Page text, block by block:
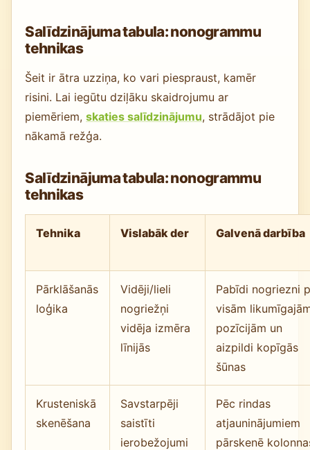
Salīdzinājuma tabula: nonogrammu
tehnikas
Šeit ir ātra uzziņa, ko vari piespraust, kamēr
risini. Lai iegūtu dziļāku skaidrojumu ar
piemēriem,skaties salīdzinājumu, strādājot pie
nākamā režģa.
Salīdzinājuma tabula: nonogrammu
tehnikas
Tehnika Vislabāk der Galvenā darbība
Pārklāšanās
loģika
Vidēji/lieli
nogriežņi
vidēja izmēra
līnijās
Pabīdi nogriezni
visām
pozīcijām un
aizpildi kopīgās
šūnas
Krusteniskā
skenēšana
Savstarpēji
saistīti
ierobežojumi
Pēc rindas
atjauninājumiem
pārskenē